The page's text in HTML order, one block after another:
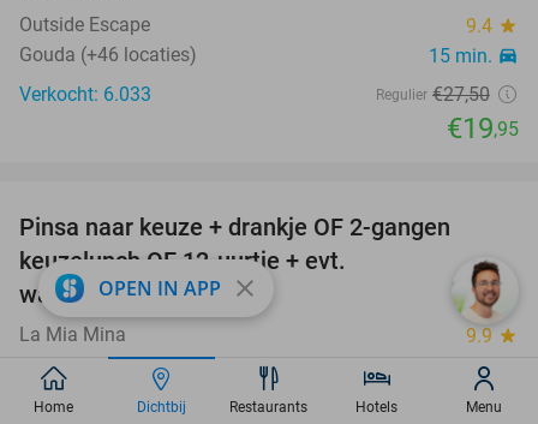
Outside Escape 9.4 star
Gouda (+46 locaties) 15 min. directions_car
Verkocht: 6.033 Regulier €27,50
€19,95
Pinsa naar keuze + drankje OF 2-gangen
keuzelunch OF 12-uurtje + evt.
wandelarrangement
La Mia Mina 9.9 star
Gouda 15 min.
Verkocht: 315 Regulier ,95
OPEN IN APP close
Home Dichtbij Restaurants Hotels Menu